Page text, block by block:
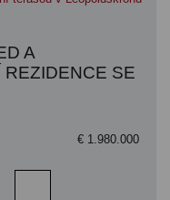
A
SE
€ 1.980.000